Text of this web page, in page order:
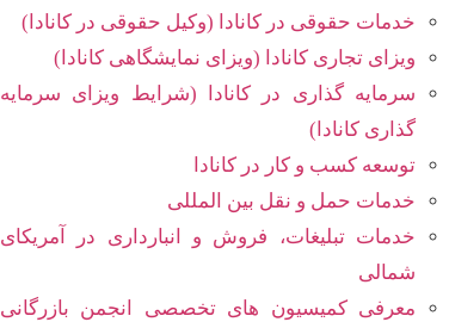
خدمات حقوقی در کانادا (وکیل حقوقی در کانادا)
ویزای تجاری کانادا (ویزای نمایشگاهی کانادا)
سرمایه گذاری در کانادا (شرایط ویزای سرمایه
گذاری کانادا)
توسعه کسب و کار در کانادا
خدمات حمل و نقل بین المللی
خدمات تبلیغات، فروش و انبارداری در آمریکای
شمالی
معرفی کمیسیون های تخصصی انجمن بازرگانی